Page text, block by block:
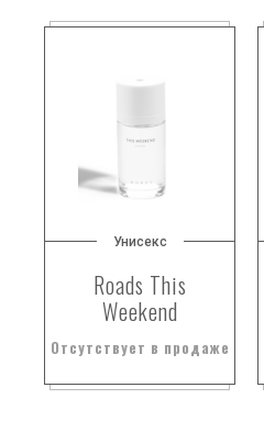
Унисекс
Roads This
Weekend
Отсутствует в продаже